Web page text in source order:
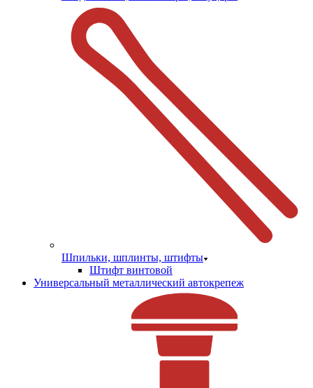
Шпильки, шплинты, штифты
Штифт винтовой
Универсальный металлический автокрепеж